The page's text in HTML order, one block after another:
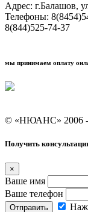
Адрес: г.Балашов,
Телефоны:
8(844)525-74-37
мы принимаем оплату
© «НЮАНС» 2006 -
Получить
×
Ваше имя
Ваше телефон
Отправить